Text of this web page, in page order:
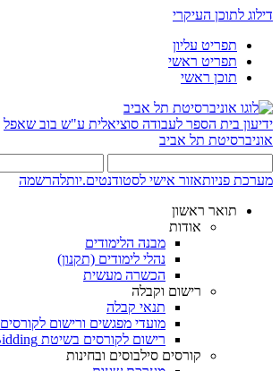
דילוג לתוכן העיקרי
תפריט עליון
תפריט ראשי
תוכן ראשי
ידיעון בית הספר לעבודה סוציאלית ע"ש בוב שאפל
אוניברסיטת תל אביב
מערכת פניותאזור אישי לסטודנטים.יותלהרשמה
תואר ראשון
אודות
מבנה הלימודים
נהלי לימודים (תקנון)
הכשרה מעשית
רישום וקבלה
תנאי קבלה
מועדי מפגשים ורישום לקורסים
רישום לקורסים בשיטת Bidding
קורסים סילבוסים ובחינות